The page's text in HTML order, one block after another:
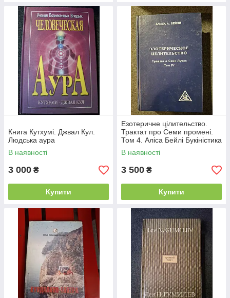
Книга Кутхумі. Джвал Кул.
Людська аура
В наявності
3 000 ₴
Купити
Езотеричне цілительство.
Трактат про Семи промені.
Том 4. Аліса Бейлі Букіністика
В наявності
3 500 ₴
Купити